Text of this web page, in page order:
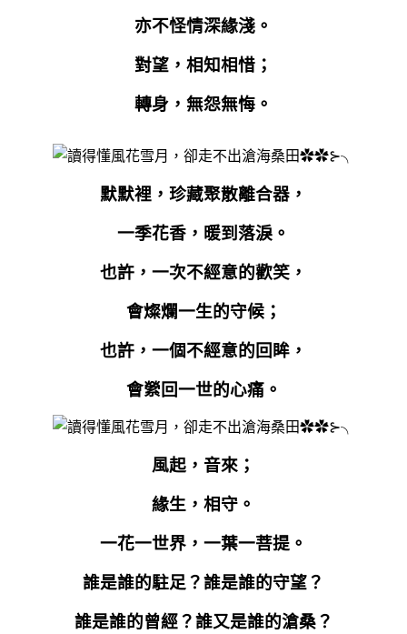
亦不怪情深緣淺。
對望，相知相惜；
轉身，無怨無悔。
默默裡，珍藏聚散離合器，
一季花香，暖到落淚。
也許，一次不經意的歡笑，
會燦爛一生的守候；
也許，一個不經意的回眸，
會縈回一世的心痛。
風起，音來；
緣生，相守。
一花一世界，一葉一菩提。
誰是誰的駐足？誰是誰的守望？
誰是誰的曾經？誰又是誰的滄桑？